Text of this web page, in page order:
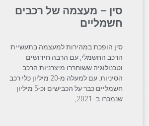
סין – מעצמה של רכבים
חשמליים
סין הופכת במהירות למעצמה בתעשיית
הרכב החשמלי, עם הרבה חידושים
וטכנולוגיה ששוחררו מיצרניות הרכב
הסיניות. עם למעלה מ-20 מיליון כלי רכב
חשמליים כבר על הכבישים וכ-5 מיליון
שנמכרו ב- 2021,